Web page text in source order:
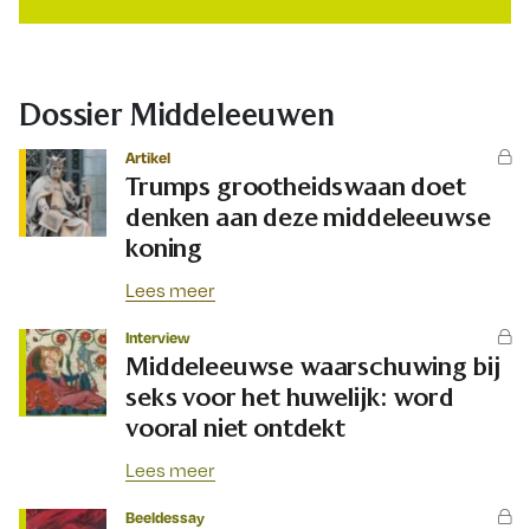
Dossier Middeleeuwen
Artikel
Trumps grootheidswaan doet
denken aan deze middeleeuwse
koning
Lees meer
Interview
Middeleeuwse waarschuwing bij
seks voor het huwelijk: word
vooral niet ontdekt
Lees meer
Beeldessay